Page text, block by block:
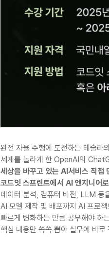
완전 자율 주행에 도전하는 테슬라
세계를 놀라게 한 OpenAI의
세상을 바꾸고 있는 AI서비스 직접
코드잇 스프린트에서 AI 엔지니어
데이터 분석, 컴퓨터 비전, LLM 등
AI 모델 제작 및 배포까지 AI 프로
빠르게 변화하는 만큼 공부해야 하
핵심 내용만 쏙쏙 뽑아 실무에 바